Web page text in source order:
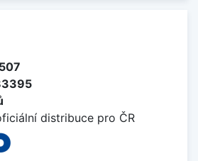
distribuce pro ČR